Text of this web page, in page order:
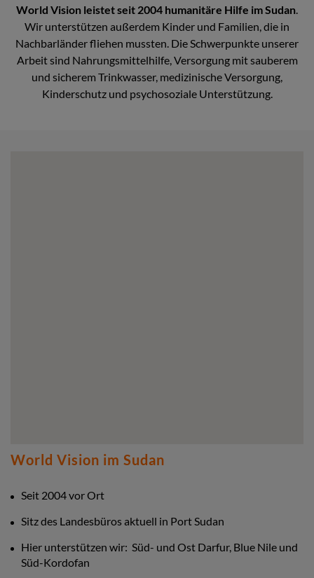
World Vision leistet seit 2004 humanitäre Hilfe im Sudan
Wir unterstützen außerdem Kinder und Familien, die in
Nachbarländer fliehen mussten. Die Schwerpunkte unserer
Arbeit sind Nahrungsmittelhilfe, Versorgung mit sauberem
und sicherem Trinkwasser, medizinische Versorgung,
Kinderschutz und psychosoziale Unterstützung.
World Vision im Sudan
Seit 2004 vor Ort
Sitz des Landesbüros aktuell in Port Sudan
Hier unterstützen wir: Süd- und Ost Darfur, Blue Nile und
Süd-Kordofan